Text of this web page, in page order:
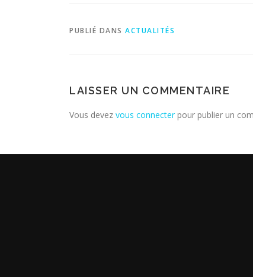
PUBLIÉ DANS ACTUALITÉS
LAISSER UN COMMENTAIRE
Vous devez vous connecterpour publier un